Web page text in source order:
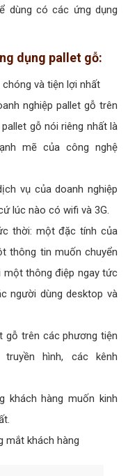
dùng có các ứng dụng
dụng pallet gỗ:
và tiện lợi nhất
nghiệp pallet gỗ trên
gỗ nói riêng nhất là
mẽ của công nghệ
vụ của doanh nghiệp
lúc nào có wifi và 3G.
thời: một đặc tính của
thông tin muốn chuyển
một thông điệp ngay tức
người dùng desktop và
gỗ trên các phương tiện
hình, các kênh
khách hàng muốn kinh
mắt khách hàng